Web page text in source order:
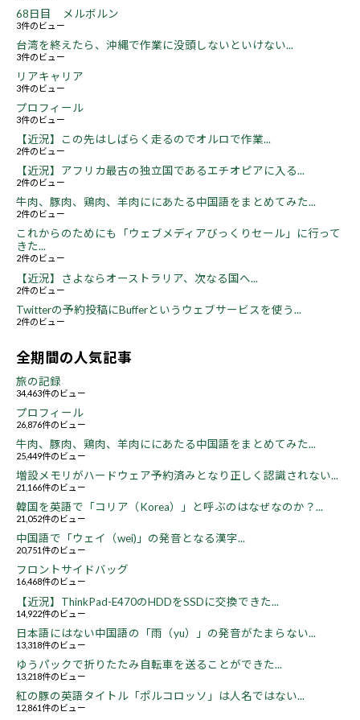
68日目 メルボルン
3件のビュー
台湾を終えたら、沖縄で作業に没頭しないといけない...
3件のビュー
リアキャリア
3件のビュー
プロフィール
3件のビュー
【近況】この先はしばらく走るのでオルロで作業...
2件のビュー
【近況】アフリカ最古の独立国であるエチオピアに入る...
2件のビュー
牛肉、豚肉、鶏肉、羊肉ににあたる中国語をまとめてみた...
2件のビュー
これからのためにも「ウェブメディアびっくりセール」に行って
きた...
2件のビュー
【近況】さよならオーストラリア、次なる国へ...
2件のビュー
Twitterの予約投稿にBufferというウェブサービスを使う...
2件のビュー
全期間の人気記事
旅の記録
34,463件のビュー
プロフィール
26,876件のビュー
牛肉、豚肉、鶏肉、羊肉ににあたる中国語をまとめてみた...
25,449件のビュー
増設メモリがハードウェア予約済みとなり正しく認識されない...
21,166件のビュー
韓国を英語で「コリア（Korea）」と呼ぶのはなぜなのか？...
21,052件のビュー
中国語で「ウェイ（wei)」の発音となる漢字...
20,751件のビュー
フロントサイドバッグ
16,468件のビュー
【近況】ThinkPad-E470のHDDをSSDに交換できた...
14,922件のビュー
日本語にはない中国語の「雨（yu）」の発音がたまらない...
13,318件のビュー
ゆうパックで折りたたみ自転車を送ることができた...
13,218件のビュー
紅の豚の英語タイトル「ポルコロッソ」は人名ではない...
12,861件のビュー